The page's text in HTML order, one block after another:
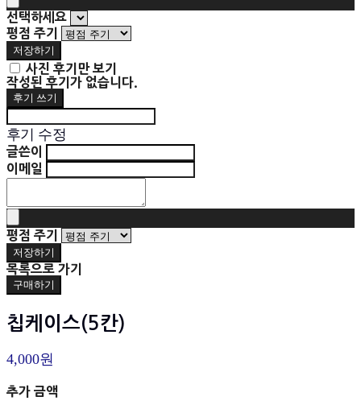
선택하세요
평점 주기
저장하기
사진 후기만 보기
작성된 후기가 없습니다.
후기 쓰기
후기 수정
글쓴이
이메일
평점 주기
저장하기
목록으로 가기
구매하기
칩케이스(5칸)
4,000원
추가 금액